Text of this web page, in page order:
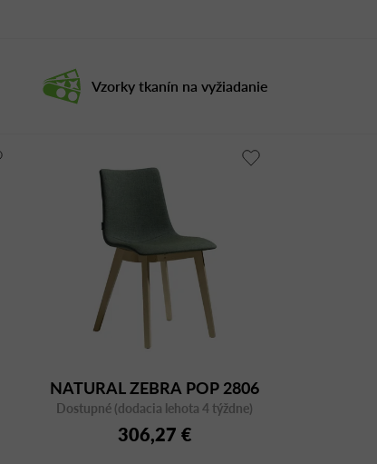
Vzorky tkanín na vyžiadanie
NATURAL ZEBRA POP 2806
Dostupné (dodacia lehota 4 týždne)
306,27 €